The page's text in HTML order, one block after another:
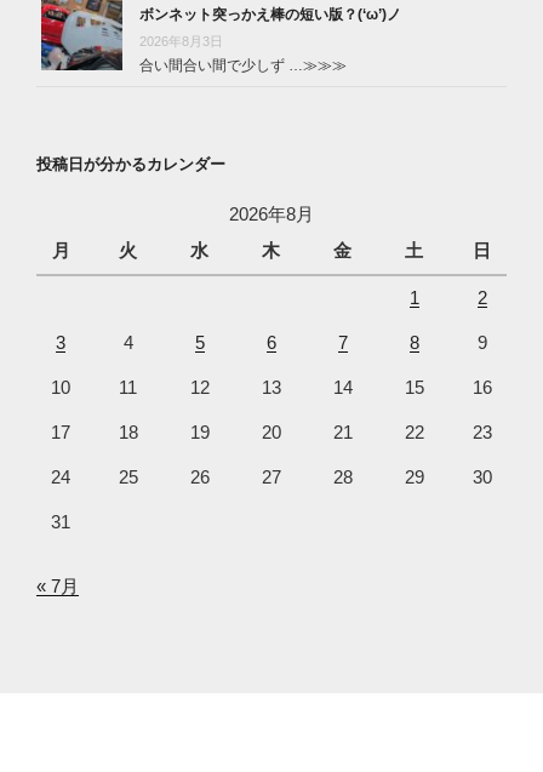
ボンネット突っかえ棒の短い版？(‘ω’)ノ
2026年8月3日
合い間合い間で少しず … ≫≫≫
投稿日が分かるカレンダー
2026年8月
月
火 水 木 金 土 日
1 2
3 4 5 6 7 8 9
10 11 12 13 14 15 16
17 18 19 20 21 22 23
24 25 26 27 28 29 30
31
« 7月